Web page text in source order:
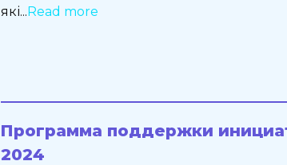
які...Read more
Программа поддержки
2024